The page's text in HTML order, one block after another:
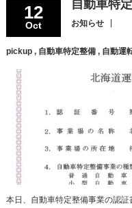
12
Oct
自動車特
お知らせ
pickup, 自動車特定整備, 自動運
本日、自動車特定整備事業の認